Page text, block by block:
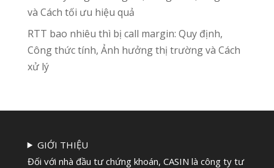
và Cách tối ưu hiệu quả
RTT bao nhiêu thì bị call margin: Quy định,
Công thức tính, Ảnh hưởng thị trường và Cách
xử lý
GIỚI THIỆU
Đối với nhà đầu tư chứng khoán, CASIN là công ty tư